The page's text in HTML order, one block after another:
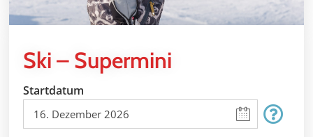
Ski – Supermini
Startdatum